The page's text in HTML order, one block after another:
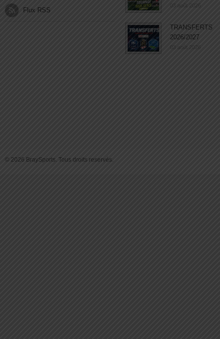
Flux RSS
03 août 2026
TRANSFERTS
2026/2027
03 août 2026
© 2026 BraySports. Tous droits reservés.